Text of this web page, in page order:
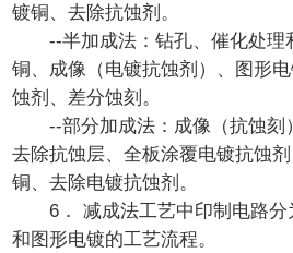
镀铜、去除抗蚀剂。
--半加成法：钻孔、催化处理
铜、成像（电镀抗蚀剂）、图形
蚀剂、差分蚀刻。
--部分加成法：成像（抗蚀刻
去除抗蚀层、全板涂覆电镀抗蚀
铜、去除电镀抗蚀剂。
6． 减成法工艺中印制电路分
和图形电镀的工艺流程。